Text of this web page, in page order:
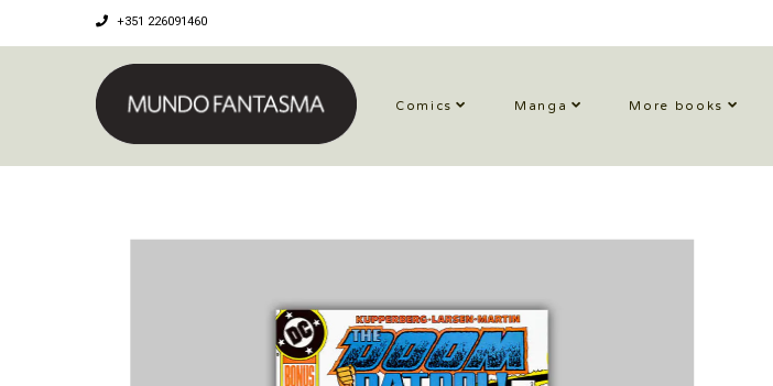
+351 226091460
Comics Manga More books